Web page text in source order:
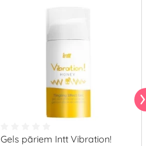
Gels pāriem Intt Vibration!